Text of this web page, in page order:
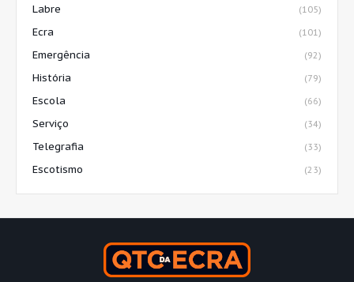
Labre (105)
Ecra (101)
Emergência (92)
História (79)
Escola (66)
Serviço (34)
Telegrafia (33)
Escotismo (23)